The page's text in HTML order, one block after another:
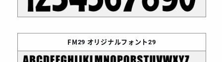
FM29 オリジナルフォント29